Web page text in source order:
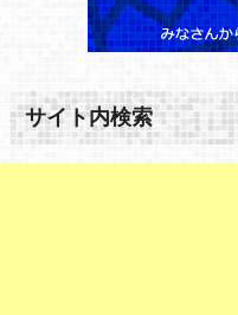
サイト内検索